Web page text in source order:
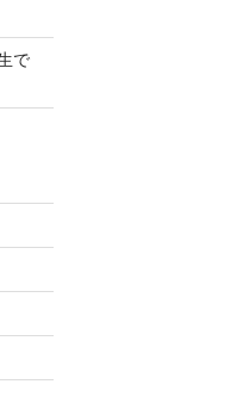
で